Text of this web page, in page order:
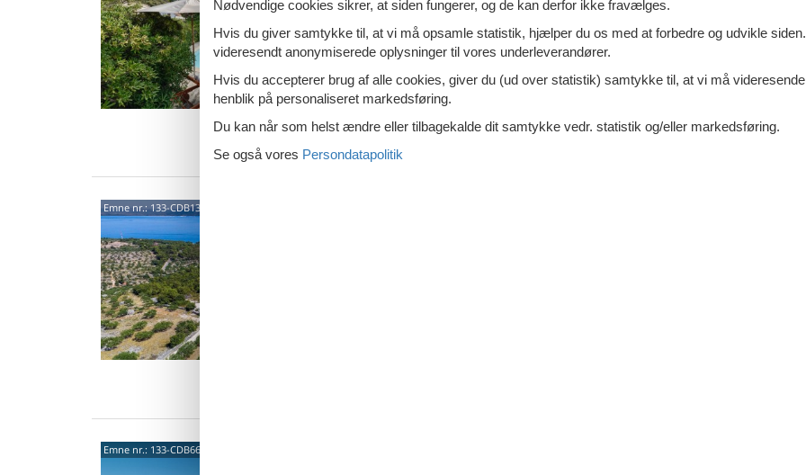
4,0
Dette smagfulde og moderne indrettede feriehus, ligger på
den smuke ø Brac midti Dalmatinien. Huset består af to
boliger. Nyd det rolige og smukke område fra
8 personer
2 husdyr
7
Mere info
Emne nr.:133-CDB134
Emne nr.: 133-CDB666
Nødvendige cookies sikrer, at siden fungerer, og de kan derfor ikke fravælges.
Hvis du giver samtykke til, at vi må opsamle statistik, hjælper du os med at forbedre og udvikle
videresendt anonymiserede oplysninger til vores underleverandører.
Hvis du accepterer brug af alle cookies, giver du (ud over statistik) samtykke til, at vi må
henblik på personaliseret markedsføring.
Du kan når som helst ændre eller tilbagekalde dit samtykke vedr. statistik og/eller markedsføring.
Se også vores Persondatapolitik